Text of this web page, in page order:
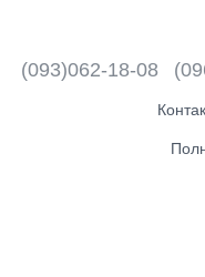
(093)062-18-08